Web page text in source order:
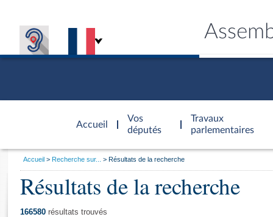
Accueil
d'accueil
Vos
députés
Travaux
parlementaires
Général
Vous
Accueil Recherche sur... Résultats de la recherche
Résultats de la recherche
166580 résultats trouvés